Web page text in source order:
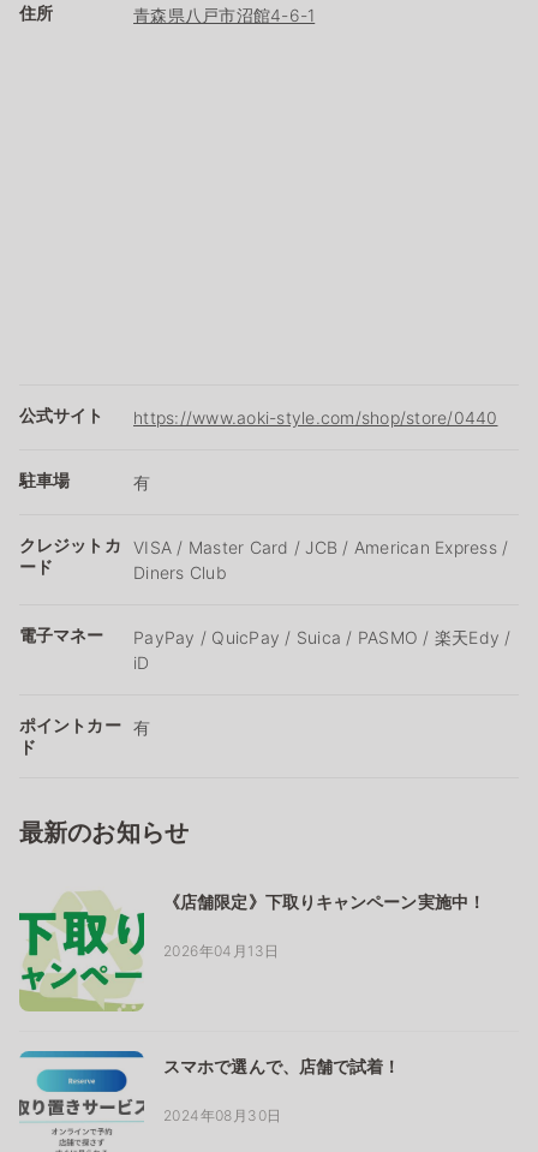
住所 青森県八戸市沼館4-6-1
公式サイト https://www.aoki-style.com/shop/store/0440
駐車場 有
クレジットカ
ード
VISA / Master Card / JCB / American Express /
Diners Club
電子マネー
PayPay / QuicPay / Suica / PASMO / 楽天Edy /
iD
ポイントカー
ド
有
最新のお知らせ
《店舗限定》下取りキャンペーン実施中！
2026年04月13日
スマホで選んで、店舗で試着！
2024年08月30日